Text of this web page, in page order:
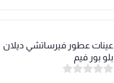
عينات عطور فيرساتشي ديلان
بلو بور فيم